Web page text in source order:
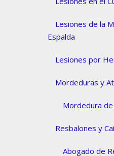
Lesiones de la
Espalda
Lesiones por
Mordeduras y
Mordedura
Resbalones y
Abogado de